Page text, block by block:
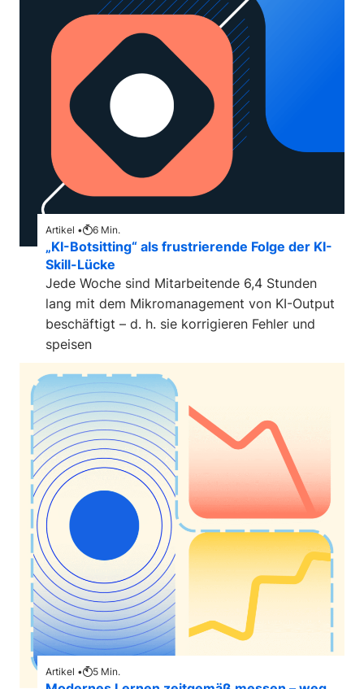
Artikel • 6 Min.
„KI-Botsitting“ als frustrierende Folge der KI-
Skill-Lücke
Jede Woche sind Mitarbeitende 6,4 Stunden
lang mit dem Mikromanagement von KI-Output
beschäftigt – d. h. sie korrigieren Fehler und
speisen
Artikel • 5 Min.